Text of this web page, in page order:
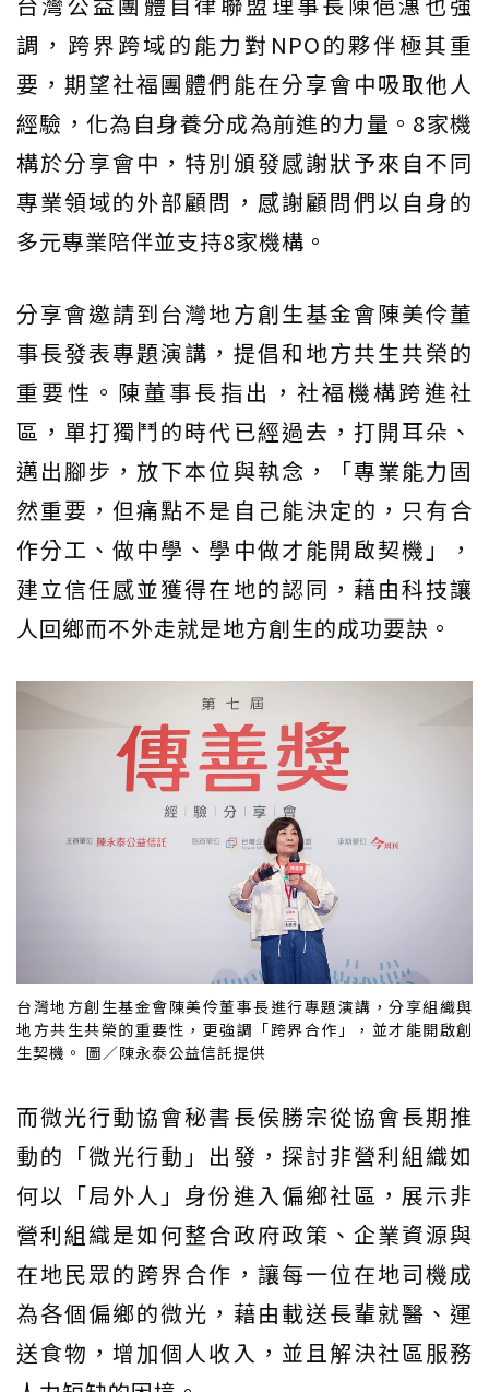
調，跨界跨域的能力對NPO的夥伴極其重
要，期望社福團體們能在分享會中吸取他人
經驗，化為自身養分成為前進的力量。8家機
構於分享會中，特別頒發感謝狀予來自不同
專業領域的外部顧問，感謝顧問們以自身的
多元專業陪伴並支持8家機構。
分享會邀請到台灣地方創生基金會陳美伶董
事長發表專題演講，提倡和地方共生共榮的
重要性。陳董事長指出，社福機構跨進社
區，單打獨鬥的時代已經過去，打開耳朵、
邁出腳步，放下本位與執念，「專業能力固
然重要，但痛點不是自己能決定的，只有合
作分工、做中學、學中做才能開啟契機」，
建立信任感並獲得在地的認同，藉由科技讓
人回鄉而不外走就是地方創生的成功要訣。
台灣地方創生基金會陳美伶董事長進行專題演講，分享組織與
地方共生共榮的重要性，更強調「跨界合作」，並才能開啟創
生契機。 圖／陳永泰公益信託提供
而微光行動協會秘書長侯勝宗從協會長期推
動的「微光行動」出發，探討非營利組織如
何以「局外人」身份進入偏鄉社區，展示非
營利組織是如何整合政府政策、企業資源與
在地民眾的跨界合作，讓每一位在地司機成
為各個偏鄉的微光，藉由載送長輩就醫、運
送食物，增加個人收入，並且解決社區服務